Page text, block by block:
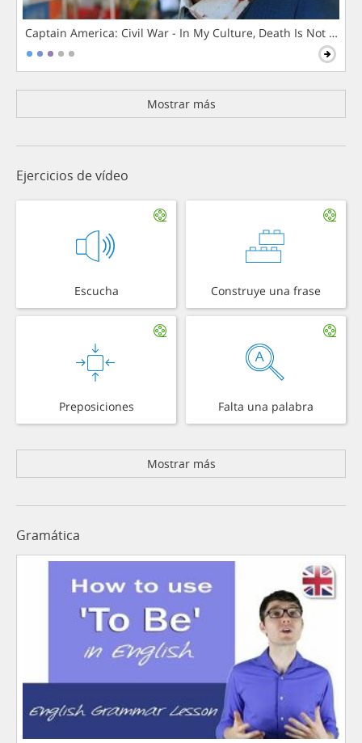
Captain America: Civil War - In My Culture, Death Is Not The
Mostrar más
Ejercicios de vídeo
Escucha Construye una frase
Preposiciones Falta una palabra
Mostrar más
Gramática